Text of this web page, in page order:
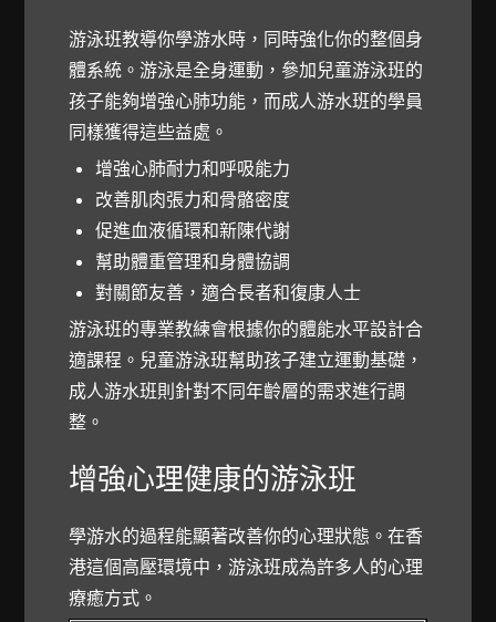
游泳班教導你學游水時，同時強化你的整個身
體系統。游泳是全身運動，參加兒童游泳班的
孩子能夠增強心肺功能，而成人游水班的學員
同樣獲得這些益處。
增強心肺耐力和呼吸能力
改善肌肉張力和骨骼密度
促進血液循環和新陳代謝
幫助體重管理和身體協調
對關節友善，適合長者和復康人士
游泳班的專業教練會根據你的體能水平設計合
適課程。兒童游泳班幫助孩子建立運動基礎，
成人游水班則針對不同年齡層的需求進行調
整。
增強心理健康的游泳班
學游水的過程能顯著改善你的心理狀態。在香
港這個高壓環境中，游泳班成為許多人的心理
療癒方式。